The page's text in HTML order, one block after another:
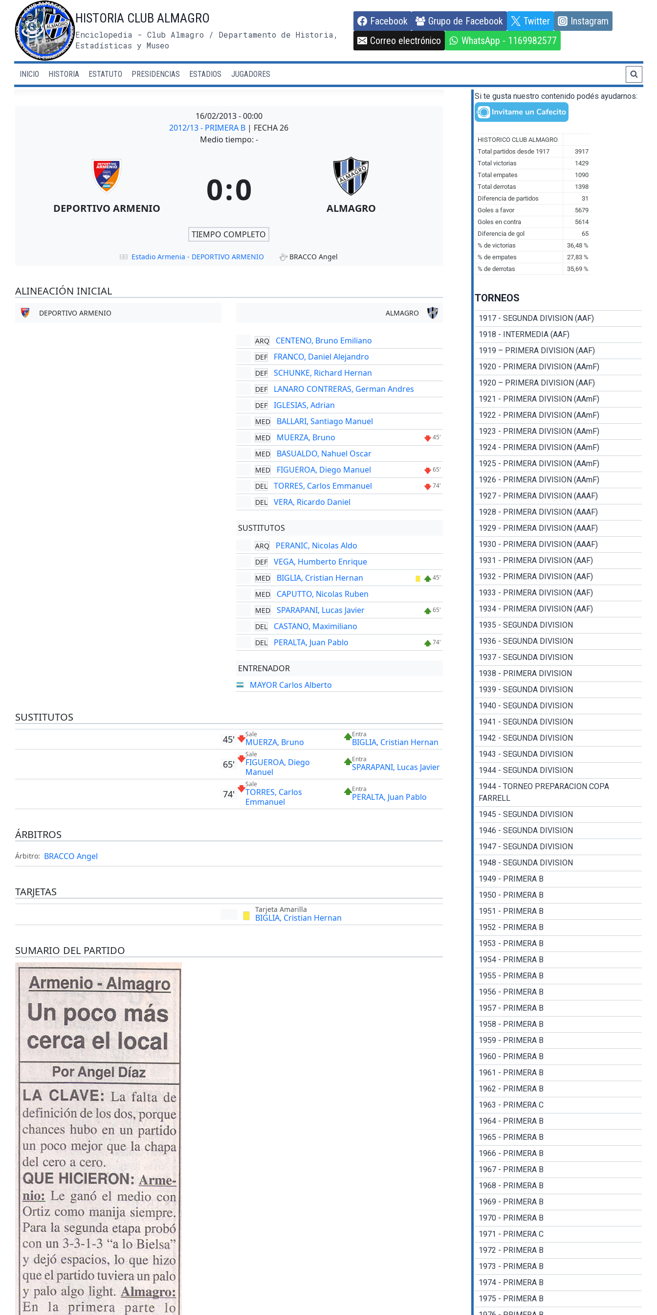
contenido
HISTORIA CLUB ALMAGRO
Enciclopedia - Club Almagro / Departamento de Historia,
Estadísticas y Museo
Facebook Grupo de Facebook Twitter
Instagram
Correo electrónico
WhatsApp - 1169982577
INICIO HISTORIA ESTATUTO PRESIDENCIAS ESTADIOS JUGADORES
16/02/2013-00:00
2012/13 - PRIMERA B | FECHA 26
Medio tiempo: -
DEPORTIVO ARMENIO 0:0 ALMAGRO
TIEMPO COMPLETO
Estadio Armenia - DEPORTIVO ARMENIO BRACCO Angel
ALINEACIÓN INICIAL
DEPORTIVO ARMENIO ALMAGRO
ARQ CENTENO, Bruno Emiliano
DEF FRANCO, Daniel Alejandro
DEF SCHUNKE, Richard Hernan
DEF LANARO CONTRERAS, German Andres
DEF IGLESIAS, Adrian
MED BALLARI, Santiago Manuel
MED MUERZA, Bruno 45'
MED BASUALDO, Nahuel Oscar
MED FIGUEROA, Diego Manuel 65'
DEL TORRES, Carlos Emmanuel 74'
DEL VERA, Ricardo Daniel
SUSTITUTOS
ARQ PERANIC, Nicolas Aldo
DEF VEGA, Humberto Enrique
MED BIGLIA, Cristian Hernan 45'
MED CAPUTTO, Nicolas Ruben
MED SPARAPANI, Lucas Javier 65'
DEL CASTANO, Maximiliano
DEL PERALTA, Juan Pablo 74'
ENTRENADOR
MAYOR Carlos Alberto
SUSTITUTOS
45' Sale
MUERZA, Bruno
Entra
BIGLIA, Cristian Hernan
65'
Sale
FIGUEROA, Diego
Manuel
Entra
SPARAPANI, Lucas Javier
74'
Sale
TORRES, Carlos
Emmanuel
Entra
PERALTA, Juan Pablo
ÁRBITROS
Árbitro: BRACCO Angel
TARJETAS
Tarjeta Amarilla
BIGLIA, Cristian Hernan
SUMARIO DEL PARTIDO
Si te gusta nuestro contenido podés ayudarnos:
TORNEOS
1917 - SEGUNDA DIVISION (AAF)
1918 - INTERMEDIA (AAF)
1919 – PRIMERA DIVISION (AAF)
1920 - PRIMERA DIVISION (AAmF)
1920 – PRIMERA DIVISION (AAF)
1921 - PRIMERA DIVISION (AAmF)
1922 - PRIMERA DIVISION (AAmF)
1923 - PRIMERA DIVISION (AAmF)
1924 - PRIMERA DIVISION (AAmF)
1925 - PRIMERA DIVISION (AAmF)
1926 - PRIMERA DIVISION (AAmF)
1927 - PRIMERA DIVISION (AAAF)
1928 - PRIMERA DIVISION (AAAF)
1929 - PRIMERA DIVISION (AAAF)
1930 - PRIMERA DIVISION (AAAF)
1931 - PRIMERA DIVISION (AAF)
1932 - PRIMERA DIVISION (AAF)
1933 - PRIMERA DIVISION (AAF)
1934 - PRIMERA DIVISION (AAF)
1935 - SEGUNDA DIVISION
1936 - SEGUNDA DIVISION
1937 - SEGUNDA DIVISION
1938 - PRIMERA DIVISION
1939 - SEGUNDA DIVISION
1940 - SEGUNDA DIVISION
1941 - SEGUNDA DIVISION
1942 - SEGUNDA DIVISION
1943 - SEGUNDA DIVISION
1944 - SEGUNDA DIVISION
1944 - TORNEO PREPARACION COPA
FARRELL
1945 - SEGUNDA DIVISION
1946 - SEGUNDA DIVISION
1947 - SEGUNDA DIVISION
1948 - SEGUNDA DIVISION
1949 - PRIMERA B
1950 - PRIMERA B
1951 - PRIMERA B
1952 - PRIMERA B
1953 - PRIMERA B
1954 - PRIMERA B
1955 - PRIMERA B
1956 - PRIMERA B
1957 - PRIMERA B
1958 - PRIMERA B
1959 - PRIMERA B
1960 - PRIMERA B
1961 - PRIMERA B
1962 - PRIMERA B
1963 - PRIMERA C
1964 - PRIMERA B
1965 - PRIMERA B
1966 - PRIMERA B
1967 - PRIMERA B
1968 - PRIMERA B
1969 - PRIMERA B
1970 - PRIMERA B
1971 - PRIMERA C
1972 - PRIMERA B
1973 - PRIMERA B
1974 - PRIMERA B
1975 - PRIMERA B